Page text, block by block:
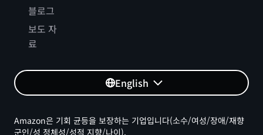
블로그
보도 자
료
English
Amazon은 기회 균등을 보장하는 기업입니다(소수/여성/장애/재향
군인/성 정체성/성적 지향/나이).